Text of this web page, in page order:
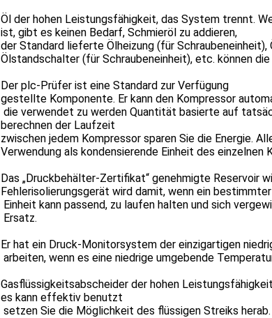
Öl der hohen Leistungsfähigkeit, das System trennt.
ist, gibt es keinen Bedarf, Schmieröl zu addieren,
der Standard lieferte Ölheizung (für
Ölstandschalter (für Schraubeneinheit), etc. können
Der plc-Prüfer ist eine Standard zur Verfügung
gestellte Komponente. Er kann den Kompressor
die verwendet zu werden Quantität basierte auf
berechnen der Laufzeit
zwischen jedem Kompressor sparen Sie die Energie.
Verwendung als kondensierende Einheit des einzelnen
Das „Druckbehälter-Zertifikat“ genehmigte Reservoir
Fehlerisolierungsgerät wird damit, wenn ein
Einheit kann passend, zu laufen halten und sich
Ersatz.
Er hat ein Druck-Monitorsystem der einzigartigen
arbeiten, wenn es eine niedrige umgebende
Gasflüssigkeitsabscheider der hohen
es kann effektiv benutzt
setzen Sie die Möglichkeit des flüssigen Streiks herab.